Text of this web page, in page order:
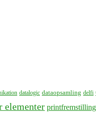
datalogic dataopsamling delfi
elementer printfremstilling